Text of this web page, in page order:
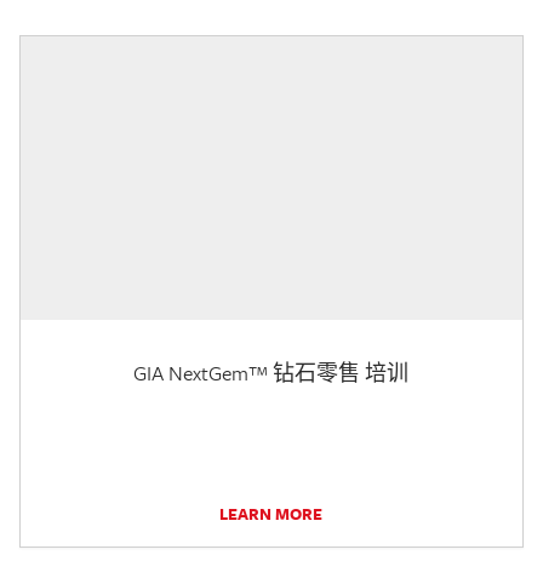
GIA NextGem™ 钻石零售 培训
LEARN MORE